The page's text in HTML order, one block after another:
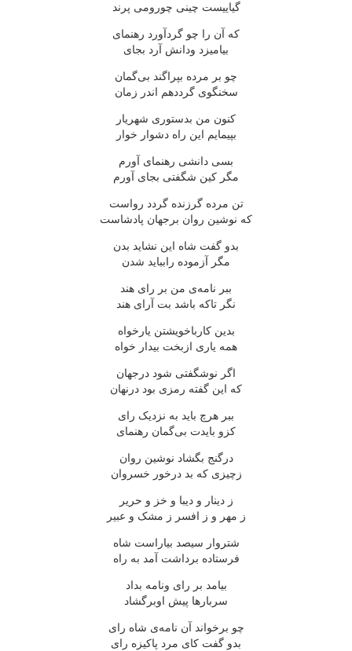
گیاییست چینی چورومی پرند
که آن را چو گردآورد رهنمای
بیامیزد ودانش آرد بجای
چو بر مرده بپراگند بی‌گمان
سخنگوی گرددهم اندر زمان
کنون من بدستوری شهریار
بپیمایم این راه دشوار خوار
بسی دانشی رهنمای آورم
مگر کین شگفتی بجای آورم
تن مرده گرزنده گردد رواست
که نوشین روان برجهان پادشاست
بدو گفت شاه این نشاید بدن
مگر آزموده رابباید شدن
ببر نامه‌ی من بر رای هند
نگر تاکه باشد بت آرای هند
بدین کارباخویشتن یارخواه
همه یاری ازبخت بیدار خواه
اگر نوشگفتی شود درجهان
که این گفته رمزی بود درنهان
ببر هرچ باید به نزدیک رای
کزو بایدت بی‌گمان رهنمای
درگنج بگشاد نوشین روان
زچیزی که بد درخور خسروان
ز دینار و دیبا و خز و حریر
ز مهر و ز افسر ز مشک و عبیر
شتروار سیصد بیاراست شاه
فرستاده برداشت آمد به راه
بیامد بر رای ونامه بداد
سربارها پیش اوبرگشاد
چو برخواند آن نامه‌ی شاه رای
بدو گفت کای مرد پاکیزه رای